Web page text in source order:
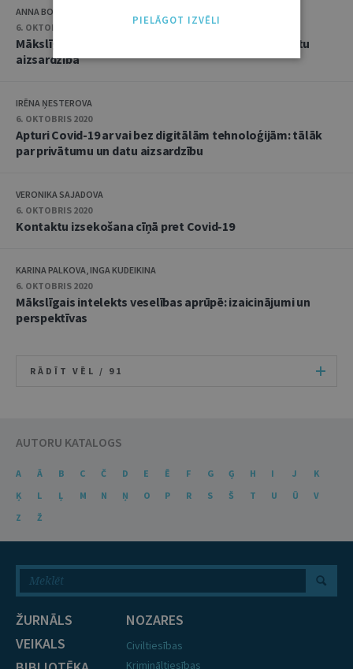
ANNA BOGDANOVA
6. OKTOBRIS 2020
Mākslīgais intelekts personāla atlasē: personas datu
aizsardzība
IRĒNA ŅESTEROVA
6. OKTOBRIS 2020
Apturi Covid-19 ar vai bez digitālām tehnoloģijām: tālāk
par privātumu un datu aizsardzību
VERONIKA SAJADOVA
6. OKTOBRIS 2020
Kontaktu izsekošana cīņā pret Covid-19
KARINA PALKOVA, INGA KUDEIKINA
6. OKTOBRIS 2020
Mākslīgais intelekts veselības aprūpē: izaicinājumi un
perspektīvas
RĀDĪT VĒL / 91
AUTORU KATALOGS
A Ā B C Č D E Ē F G Ģ H I J
K
Ķ
L Ļ M N Ņ O P R S Š T U Ū
V
Z
Ž
ŽURNĀLS
VEIKALS
NOZARES
Civiltiesības
Krimināltiesības
PIELĀGOT IZVĒLI